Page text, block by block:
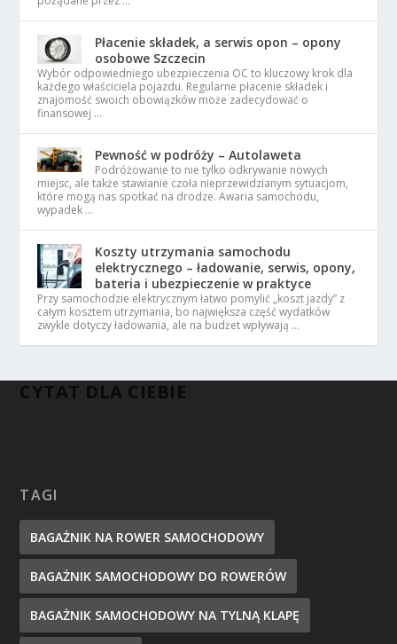
Płacenie składek, a serwis opon – opony
osobowe Szczecin
Wybór odpowiedniego ubezpieczenia OC to kluczowy krok dla
każdego właściciela pojazdu. Regularne płacenie składek i
znajomość swoich obowiązków może zadecydować o
finansowej …
Pewność w podróży – Autolaweta
Podróżowanie to nie tylko odkrywanie nowych
miejsc, ale także stawianie czoła nieprzewidzianym sytuacjom,
które mogą nas spotkać na drodze. Awaria samochodu,
wypadek …
Koszty utrzymania samochodu
elektrycznego – ładowanie, serwis, opony,
bateria i ubezpieczenie w praktyce
Przy samochodzie elektrycznym łatwo pomylić „koszt jazdy” z
całym kosztem utrzymania, bo największa część wydatków
zwykle dotyczy ładowania, ale na budżet wpływają …
CYTAT DLA CIEBIE
TAGI
BAGAŻNIK NA ROWER SAMOCHODOWY
BAGAŻNIK SAMOCHODOWY DO ROWERÓW
BAGAŻNIK SAMOCHODOWY NA TYLNĄ KLAPĘ